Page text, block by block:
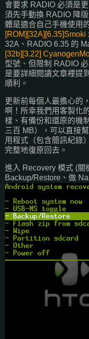
會要求 RADIO 必須是
須先手動換 RADIO 降
體是適合自己手機使用
[ROM][32A][6.35]Smoki
32A、RADIO 6.35 的
[32b][3.22]
型號、但限制 RADIO
是要詳細閱讀文章裡提
順利。
更新前每個人最擔心的
啊！所幸我們用客製化
樣、有備份和還原的機
三百 MB），可以直接
用程式（包含簡訊紀錄
完整地復原回去。
進入 Recovery 模式 (關
Backup/Restore、做